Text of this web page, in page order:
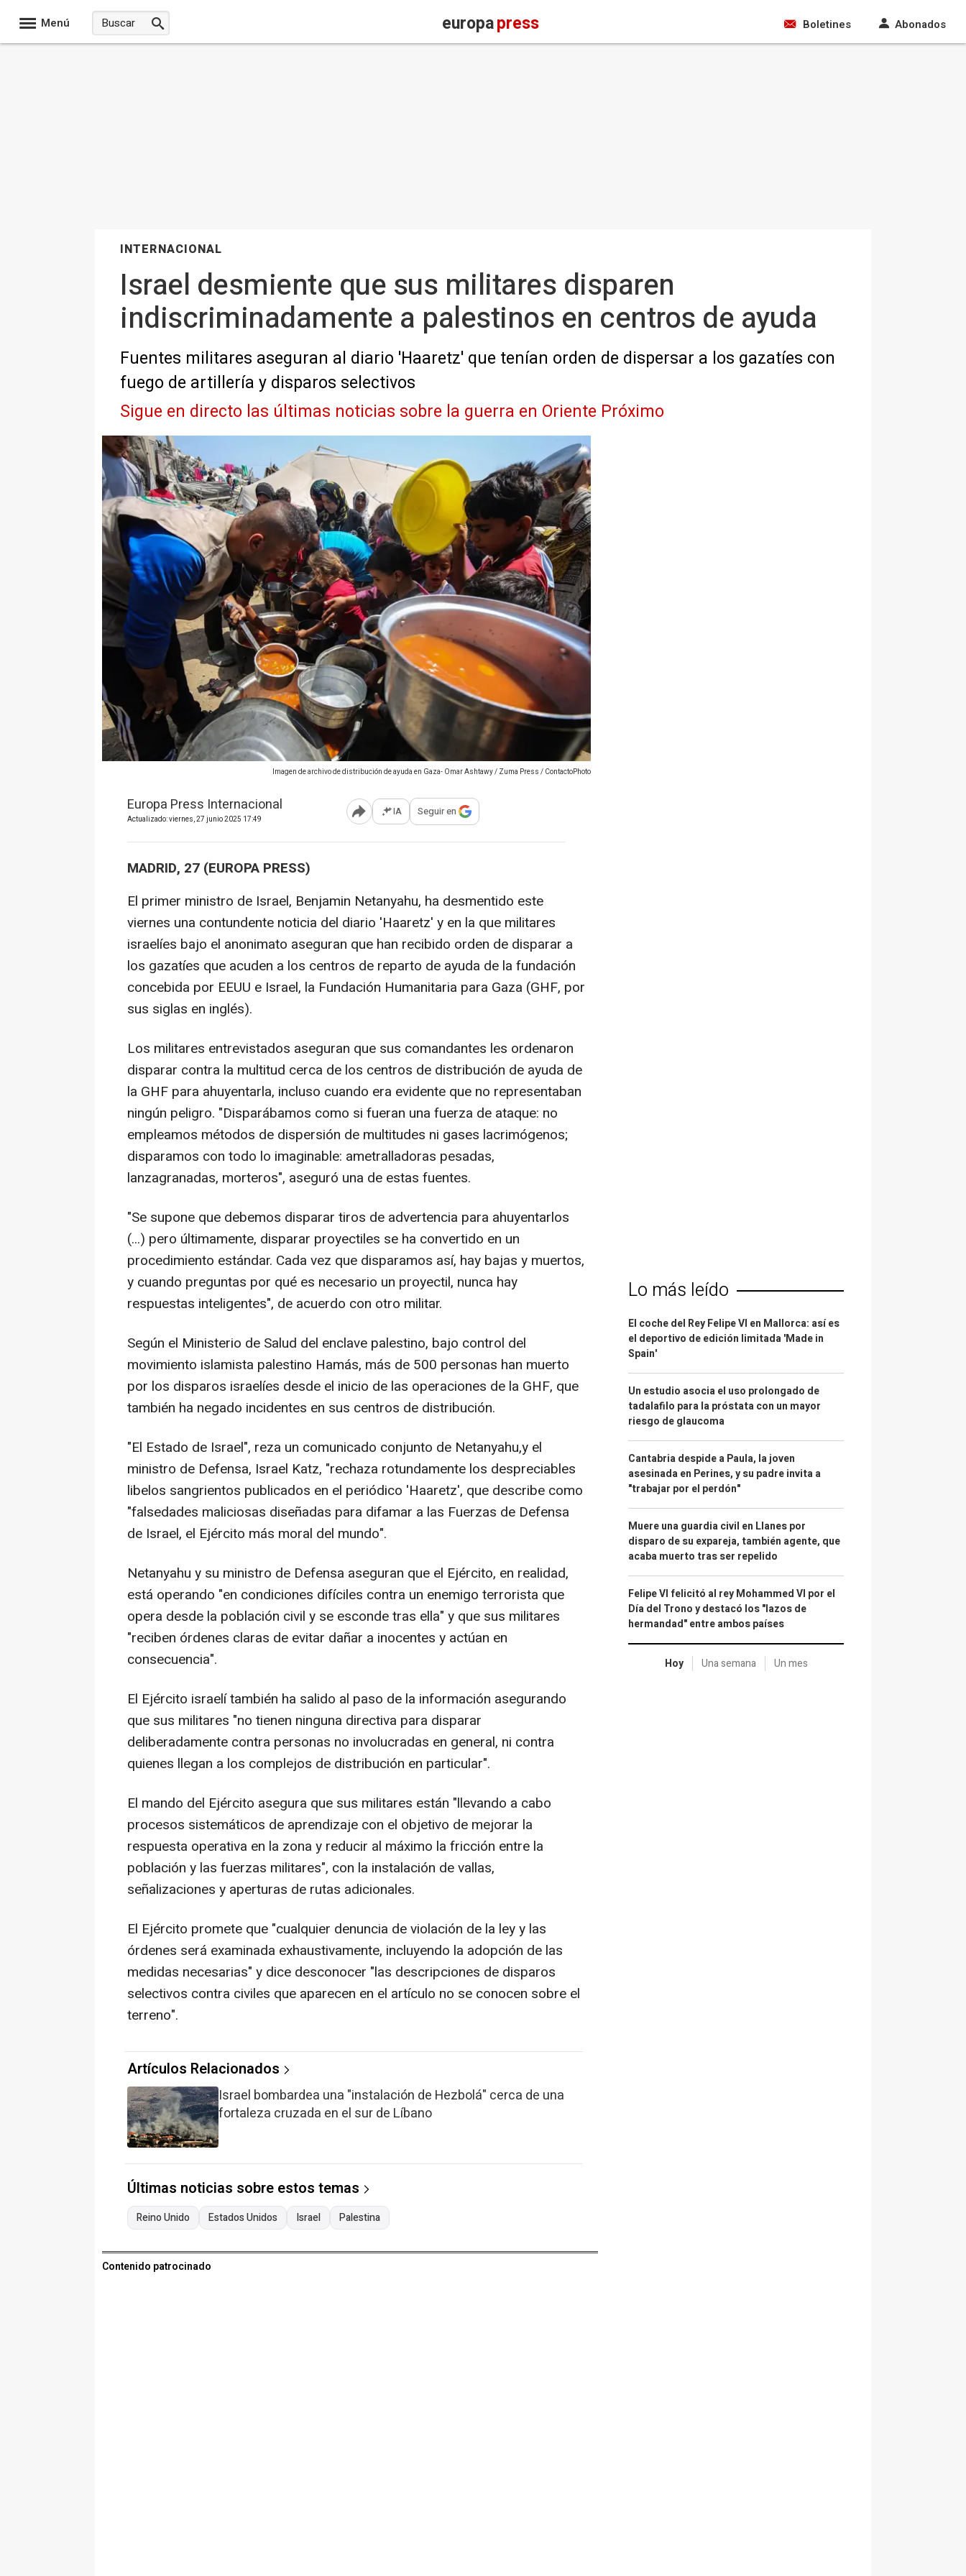
Menú europapress Boletines Abonados
INTERNACIONAL
Israel desmiente que sus militares disparen
indiscriminadamente a palestinos en centros de ayuda
Fuentes militares aseguran al diario 'Haaretz' que tenían orden de dispersar a los gazatíes con
fuego de artillería y disparos selectivos
Sigue en directo las últimas noticias sobre la guerra en Oriente Próximo
Imagen de archivo de distribución de ayuda en Gaza- Omar Ashtawy / Zuma Press / ContactoPhoto
Europa Press Internacional
Actualizado: viernes, 27 junio 2025 17:49 Abrir opciones para compartir
IA Seguir en
MADRID, 27 (EUROPA PRESS)
El primer ministro de Israel, Benjamin Netanyahu, ha desmentido este
viernes una contundente noticia del diario 'Haaretz' y en la que militares
israelíes bajo el anonimato aseguran que han recibido orden de disparar a
los gazatíes que acuden a los centros de reparto de ayuda de la fundación
concebida por EEUU e Israel, la Fundación Humanitaria para Gaza (GHF, por
sus siglas en inglés).
Los militares entrevistados aseguran que sus comandantes les ordenaron
disparar contra la multitud cerca de los centros de distribución de ayuda de
la GHF para ahuyentarla, incluso cuando era evidente que no representaban
ningún peligro. "Disparábamos como si fueran una fuerza de ataque: no
empleamos métodos de dispersión de multitudes ni gases lacrimógenos;
disparamos con todo lo imaginable: ametralladoras pesadas,
lanzagranadas, morteros", aseguró una de estas fuentes.
"Se supone que debemos disparar tiros de advertencia para ahuyentarlos
(...) pero últimamente, disparar proyectiles se ha convertido en un
procedimiento estándar. Cada vez que disparamos así, hay bajas y muertos,
y cuando preguntas por qué es necesario un proyectil, nunca hay
respuestas inteligentes", de acuerdo con otro militar.
Según el Ministerio de Salud del enclave palestino, bajo control del
movimiento islamista palestino Hamás, más de 500 personas han muerto
por los disparos israelíes desde el inicio de las operaciones de la GHF, que
también ha negado incidentes en sus centros de distribución.
"El Estado de Israel", reza un comunicado conjunto de Netanyahu,y el
ministro de Defensa, Israel Katz, "rechaza rotundamente los despreciables
libelos sangrientos publicados en el periódico 'Haaretz', que describe como
"falsedades maliciosas diseñadas para difamar a las Fuerzas de Defensa
de Israel, el Ejército más moral del mundo".
Netanyahu y su ministro de Defensa aseguran que el Ejército, en realidad,
está operando "en condiciones difíciles contra un enemigo terrorista que
opera desde la población civil y se esconde tras ella" y que sus militares
"reciben órdenes claras de evitar dañar a inocentes y actúan en
consecuencia".
El Ejército israelí también ha salido al paso de la información asegurando
que sus militares "no tienen ninguna directiva para disparar
deliberadamente contra personas no involucradas en general, ni contra
quienes llegan a los complejos de distribución en particular".
El mando del Ejército asegura que sus militares están "llevando a cabo
procesos sistemáticos de aprendizaje con el objetivo de mejorar la
respuesta operativa en la zona y reducir al máximo la fricción entre la
población y las fuerzas militares", con la instalación de vallas,
señalizaciones y aperturas de rutas adicionales.
El Ejército promete que "cualquier denuncia de violación de la ley y las
órdenes será examinada exhaustivamente, incluyendo la adopción de las
medidas necesarias" y dice desconocer "las descripciones de disparos
selectivos contra civiles que aparecen en el artículo no se conocen sobre el
terreno".
Artículos Relacionados
Israel bombardea una "instalación de Hezbolá" cerca de una
fortaleza cruzada en el sur de Líbano
Últimas noticias sobre estos temas
Reino Unido Estados Unidos Israel Palestina
Contenido patrocinado
Lo más leído
El coche del Rey Felipe VI en Mallorca: así es
el deportivo de edición limitada 'Made in
Spain'
Un estudio asocia el uso prolongado de
tadalafilo para la próstata con un mayor
riesgo de glaucoma
Cantabria despide a Paula, la joven
asesinada en Perines, y su padre invita a
"trabajar por el perdón"
Muere una guardia civil en Llanes por
disparo de su expareja, también agente, que
acaba muerto tras ser repelido
Felipe VI felicitó al rey Mohammed VI por el
Día del Trono y destacó los "lazos de
hermandad" entre ambos países
Hoy Una semana Un mes